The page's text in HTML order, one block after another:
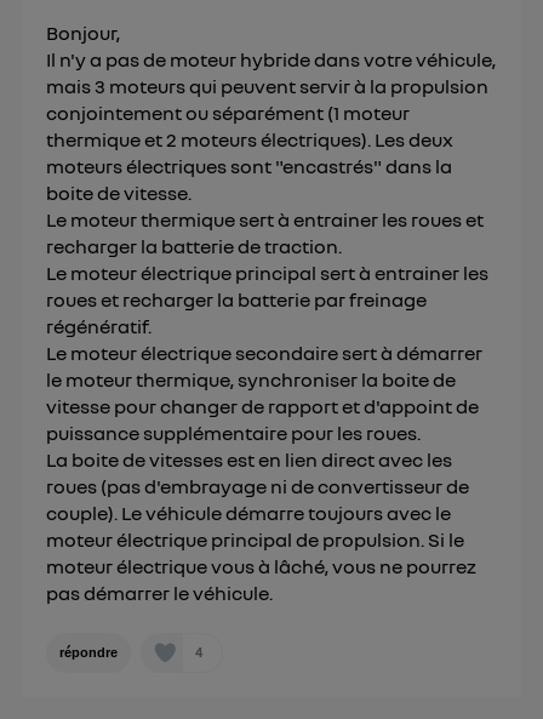
Bonjour,
Il n'y a pas de moteur hybride dans votre véhicule,
mais 3 moteurs qui peuvent servir à la propulsion
conjointement ou séparément (1 moteur
thermique et 2 moteurs électriques). Les deux
moteurs électriques sont "encastrés" dans la
boite de vitesse.
Le moteur thermique sert à entrainer les roues et
recharger la batterie de traction.
Le moteur électrique principal sert à entrainer les
roues et recharger la batterie par freinage
régénératif.
Le moteur électrique secondaire sert à démarrer
le moteur thermique, synchroniser la boite de
vitesse pour changer de rapport et d'appoint de
puissance supplémentaire pour les roues.
La boite de vitesses est en lien direct avec les
roues (pas d'embrayage ni de convertisseur de
couple). Le véhicule démarre toujours avec le
moteur électrique principal de propulsion. Si le
moteur électrique vous à lâché, vous ne pourrez
pas démarrer le véhicule.
répondre 4
Pour plus d'informations, veuillez consulter
Politique d'information sur les données
personnelles d'Utiq.